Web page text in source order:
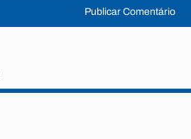
Publicar Comentário